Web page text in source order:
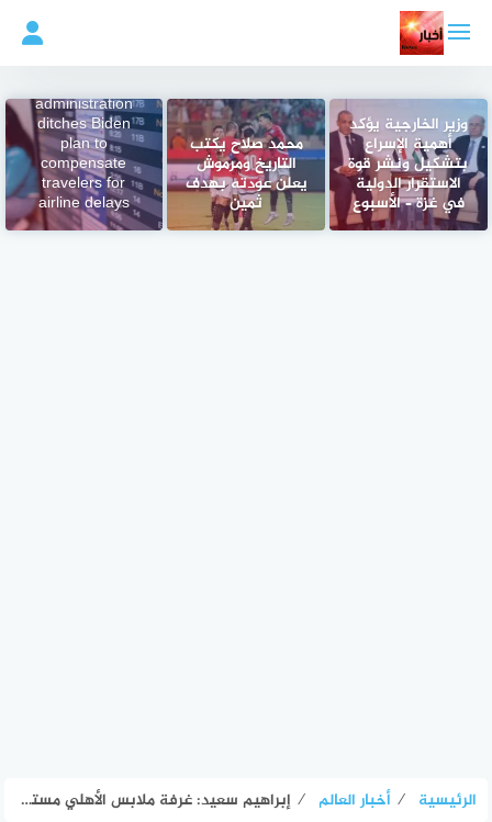
المحتوى
وزير الخارجية يؤكد
أهمية الإسراع
بتشكيل ونشر قوة
الاستقرار الدولية
في غزة – الأسبوع
محمد صلاح يكتب
التاريخ ومرموش
يعلن عودته بهدف
ثمين
administration
ditches Biden
plan to
compensate
travelers for
airline delays
الرئيسية ⁄ أخبار العالم ⁄ إبراهيم سعيد: غرفة ملابس الأهلي مستباحة.. واللاعبين بالجيل الحالي لا يخافون «الخصم» من رواتبهم – الأسبوع